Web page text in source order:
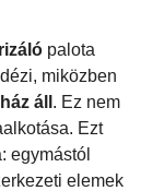
palota
miközben
áll . Ez nem
Ezt
egymástól
elemek